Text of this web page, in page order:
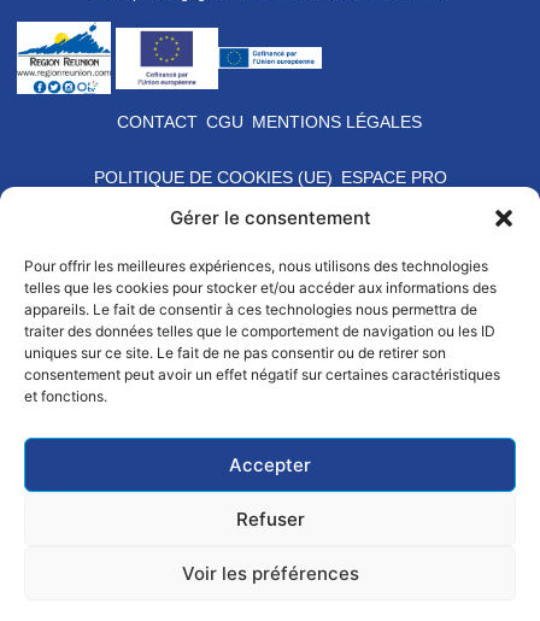
Gérer le consentement
Pour offrir les meilleures expériences, nous utilisons des technologies
telles que les cookies pour stocker et/ou accéder aux informations des
appareils. Le fait de consentir à ces technologies nous permettra de
traiter des données telles que le comportement de navigation ou les ID
uniques sur ce site. Le fait de ne pas consentir ou de retirer son
consentement peut avoir un effet négatif sur certaines caractéristiques
et fonctions.
Accepter
Refuser
Voir les préférences
CONTACT CGU MENTIONS LÉGALES
POLITIQUE DE COOKIES (UE) ESPACE PRO